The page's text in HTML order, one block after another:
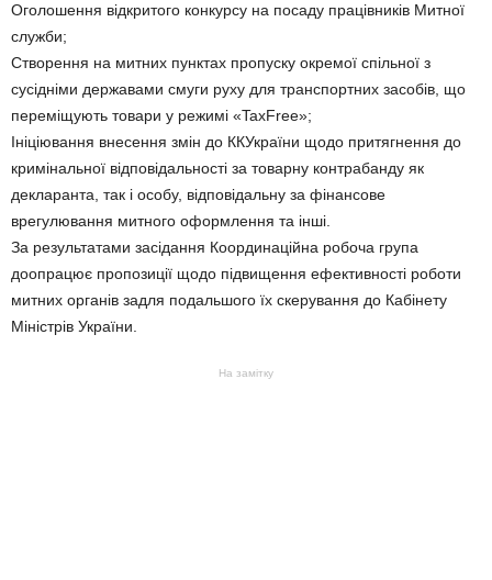
Оголошення відкритого конкурсу на посаду працівників Митної
служби;
Створення на митних пунктах пропуску окремої спільної з
сусідніми державами смуги руху для транспортних засобів, що
переміщують товари у режимі «TaxFree»;
Ініціювання внесення змін до ККУкраїни щодо притягнення до
кримінальної відповідальності за товарну контрабанду як
декларанта, так і особу, відповідальну за фінансове
врегулювання митного оформлення та інші.
За результатами засідання Координаційна робоча група
доопрацює пропозиції щодо підвищення ефективності роботи
митних органів задля подальшого їх скерування до Кабінету
Міністрів України.
На замітку